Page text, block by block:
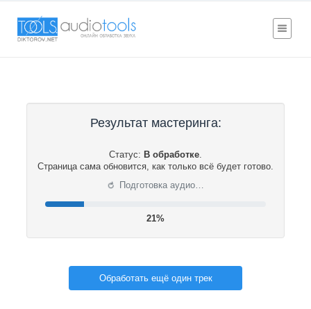
Результат мастеринга:
Статус: В обработке.
Страница сама обновится, как только всё будет готово.
⟳ Подготовка аудио…
21%
Обработать ещё один трек